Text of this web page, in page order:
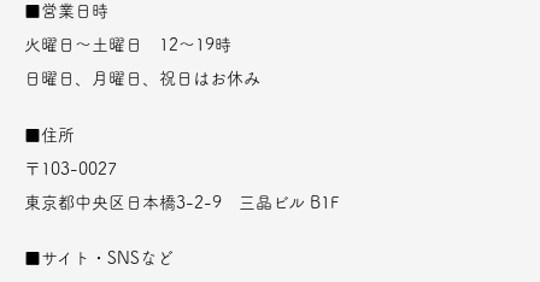
■営業日時
火曜日～土曜日 12～19時
日曜日、月曜日、祝日はお休み
■住所
〒103-0027
東京都中央区日本橋3-2-9 三晶ビル B1F
■サイト・SNSなど